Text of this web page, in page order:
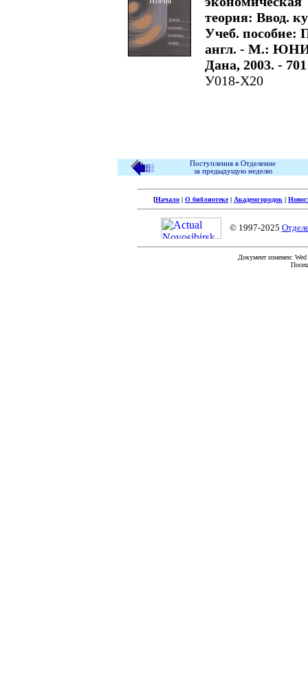
теория: Ввод.
Учеб. пособие:
англ. - М.:
Дана, 2003. - 701
У018-Х20
Поступления в Отделение
за предыдущую неделю
[Начало | О библиотеке| Академгородок |
© 1997-2025
Документ изменен: